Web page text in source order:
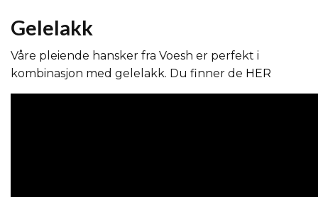
Gelelakk
Våre pleiende hansker fra Voesh er perfekt i
kombinasjon med gelelakk. Du finner de HER